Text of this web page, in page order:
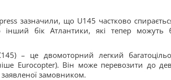
зазначили, що U145 частково
інший бік Атлантики, які тепер можуть
– це двомоторний легкий
Eurocopter). Він може перевозити до
заявленої замовником.